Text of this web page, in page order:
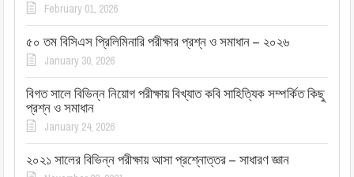
February 01, 2026
৫০ তম বিসিএস প্রিলিমিনারি পরীক্ষার প্রশ্ন ও সমাধান – ২০২৬
January 30, 2026
বিগত সালে বিভিন্ন নিয়োগ পরীক্ষায় বিখ্যাত কবি সাহিত্যিক সম্পর্কিত কিছু
প্রশ্ন ও সমাধান
January 24, 2026
২০২১ সালের বিভিন্ন পরীক্ষায় আসা প্রশ্নোত্তর – সাধারণ জ্ঞান